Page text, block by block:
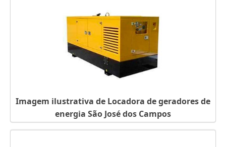
Imagem ilustrativa de Locadora de geradores de
energia São José dos Campos